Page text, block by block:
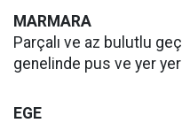
MARMARA
Parçalı ve az bulutlu
genelinde pus ve yer
EGE